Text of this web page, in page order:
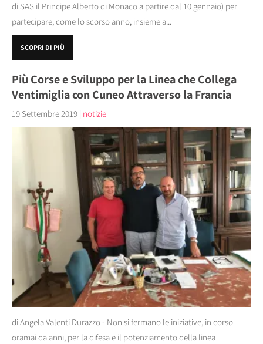
di SAS il Principe Alberto di Monaco a partire dal 10 gennaio) per
partecipare, come lo scorso anno, insieme a...
SCOPRI DI PIÙ
Più Corse e Sviluppo per la Linea che Collega
Ventimiglia con Cuneo Attraverso la Francia
19 Settembre 2019 | notizie
di Angela Valenti Durazzo - Non si fermano le iniziative, in corso
oramai da anni, per la difesa e il potenziamento della linea